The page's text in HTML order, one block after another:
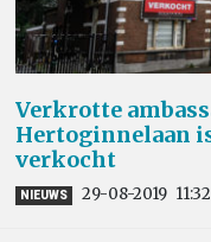
Verkrotte
Hertoginnelaan
verkocht
NIEUWS 29-08-2019 11:32